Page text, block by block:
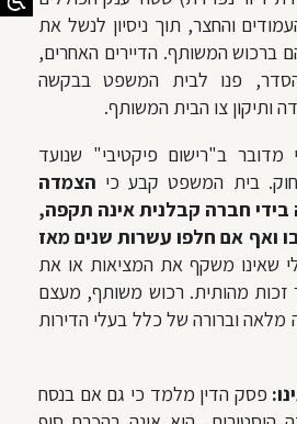
והחצר, תוך ניסיון לנשל את
ברכוש המשותף. הדיירים האחרים,
פנו לבית המשפט בבקשה
ותיקון צו הבית המשותף.
ב"רישום פיקטיבי" שנועד
בית המשפט קבע כי הצמדה
חברה קבלנית אינה תקפה,
ואף אם חלפו עשרות שנים מאז
שאינו משקף את המציאות או את
זכות מהותית. רכוש משותף, מעצם
וברורה של כלל בעלי הדירות
פסק הדין מלמד כי גם אם בנסח